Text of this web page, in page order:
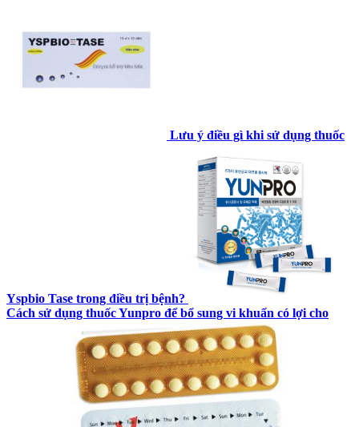
Lưu ý điều gì khi sử dụng thuốc
Yspbio Tase trong điều trị bệnh?
Cách sử dụng thuốc Yunpro để bổ sung vi khuẩn có lợi cho